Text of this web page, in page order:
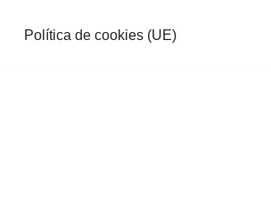
Política de cookies (UE)